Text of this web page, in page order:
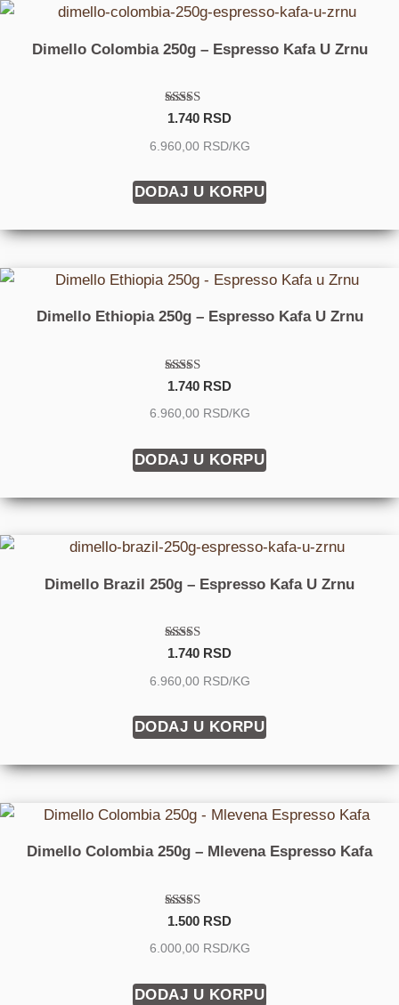
Dimello Colombia 250g – Espresso Kafa U Zrnu
Ocenjeno
4.75
od 5
1.740 RSD
6.960,00 RSD/KG
DODAJ U KORPU
Dimello Ethiopia 250g – Espresso Kafa U Zrnu
Ocenjeno sa
od 5
1.740 RSD
6.960,00 RSD/KG
DODAJ U KORPU
Dimello Brazil 250g – Espresso Kafa U Zrnu
Ocenjeno
4.60
od 5
1.740 RSD
6.960,00 RSD/KG
DODAJ U KORPU
Dimello Colombia 250g – Mlevena Espresso Kafa
Ocenjeno
3.00
od 5
1.500 RSD
6.000,00 RSD/KG
DODAJ U KORPU